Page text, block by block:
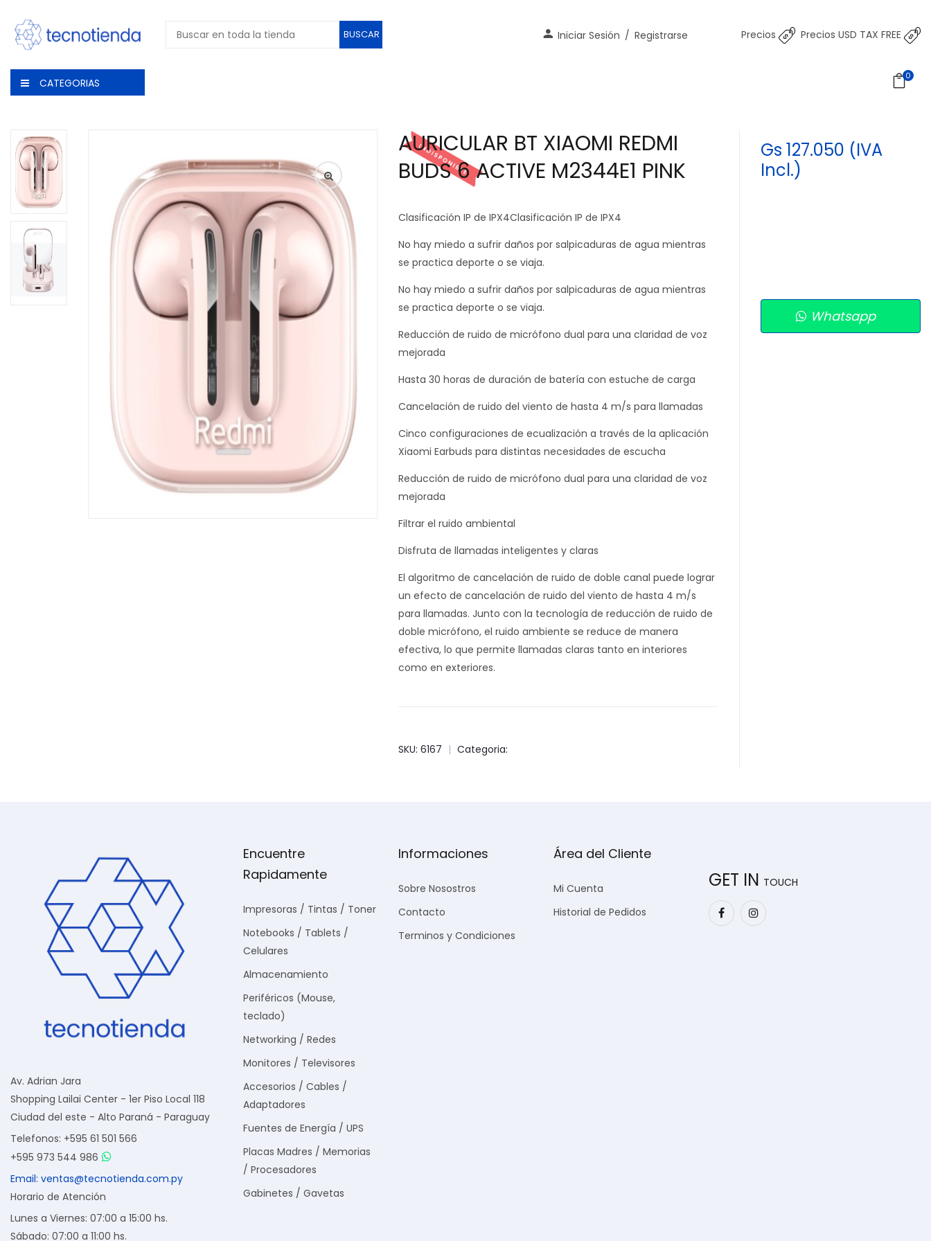
BUSCAR Iniciar Sesión / Registrarse Precios Precios USD TAX FREE
CATEGORIAS
0
AURICULAR BT XIAOMI REDMI
BUDS 6 ACTIVE M2344E1 PINK
Clasificación IP de IPX4Clasificación IP de IPX4
No hay miedo a sufrir daños por salpicaduras de agua mientras
se practica deporte o se viaja.
No hay miedo a sufrir daños por salpicaduras de agua mientras
se practica deporte o se viaja.
Reducción de ruido de micrófono dual para una claridad de voz
mejorada
Hasta 30 horas de duración de batería con estuche de carga
Cancelación de ruido del viento de hasta 4 m/s para llamadas
Cinco configuraciones de ecualización a través de la aplicación
Xiaomi Earbuds para distintas necesidades de escucha
Reducción de ruido de micrófono dual para una claridad de voz
mejorada
Filtrar el ruido ambiental
Disfruta de llamadas inteligentes y claras
El algoritmo de cancelación de ruido de doble canal puede lograr
un efecto de cancelación de ruido del viento de hasta 4 m/s
para llamadas. Junto con la tecnología de reducción de ruido de
doble micrófono, el ruido ambiente se reduce de manera
efectiva, lo que permite llamadas claras tanto en interiores
como en exteriores.
SKU: 6167 | Categoria:
Gs 127.050 (IVA
Incl.)
Whatsapp
Av. Adrian Jara
Shopping Lailai Center - 1er Piso Local 118
Ciudad del este - Alto Paraná - Paraguay
Telefonos: +595 61 501 566
+595 973 544 986
Email: ventas@tecnotienda.com.py
Horario de Atención
Lunes a Viernes: 07:00 a 15:00 hs.
Sábado: 07:00 a 11:00 hs.
Encuentre
Rapidamente
Impresoras / Tintas / Toner
Notebooks / Tablets /
Celulares
Almacenamiento
Periféricos (Mouse,
teclado)
Networking / Redes
Monitores / Televisores
Accesorios / Cables /
Adaptadores
Fuentes de Energía / UPS
Placas Madres / Memorias
/ Procesadores
Gabinetes / Gavetas
Informaciones
Sobre Nosostros
Contacto
Terminos y Condiciones
Área del Cliente
Mi Cuenta
Historial de Pedidos
GET IN TOUCH